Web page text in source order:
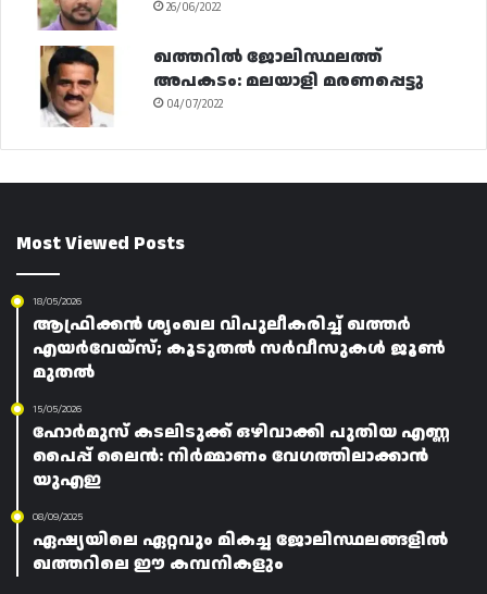
26/06/2022
ഖത്തറിൽ ജോലിസ്ഥലത്ത്
അപകടം: മലയാളി മരണപ്പെട്ടു
04/07/2022
Most Viewed Posts
18/05/2026
ആഫ്രിക്കൻ ശൃംഖല വിപുലീകരിച്ച് ഖത്തർ
എയർവേയ്‌സ്; കൂടുതൽ സർവീസുകൾ ജൂൺ
മുതൽ
15/05/2026
ഹോർമുസ് കടലിടുക്ക് ഒഴിവാക്കി പുതിയ എണ്ണ
പൈപ്പ് ലൈൻ: നിർമ്മാണം വേഗത്തിലാക്കാൻ
യുഎഇ
08/09/2025
ഏഷ്യയിലെ ഏറ്റവും മികച്ച ജോലിസ്ഥലങ്ങളിൽ
ഖത്തറിലെ ഈ കമ്പനികളും